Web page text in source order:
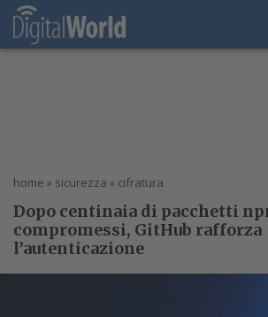
home » sicurezza » cifratura
Dopo centinaia di pacchetti
compromessi, GitHub rafforza
l’autenticazione